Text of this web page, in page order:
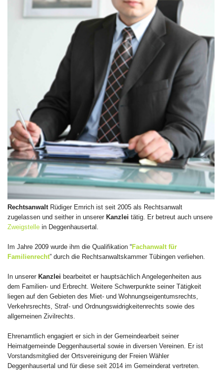
Rechtsanwalt Rüdiger Emrich ist seit 2005 als Rechtsanwalt
zugelassen und seither in unserer Kanzlei tätig. Er betreut auch unsere
Zweigstelle in Deggenhausertal.
Im Jahre 2009 wurde ihm die Qualifikation “Fachanwalt für
Familienrecht” durch die Rechtsanwaltskammer Tübingen verliehen.
In unserer Kanzlei bearbeitet er hauptsächlich Angelegenheiten aus
dem Familien- und Erbrecht. Weitere Schwerpunkte seiner Tätigkeit
liegen auf den Gebieten des Miet- und Wohnungseigentumsrechts,
Verkehrsrechts, Straf- und Ordnungswidrigkeitenrechts sowie des
allgemeinen Zivilrechts.
Ehrenamtlich engagiert er sich in der Gemeindearbeit seiner
Heimatgemeinde Deggenhausertal sowie in diversen Vereinen. Er ist
Vorstandsmitglied der Ortsvereinigung der Freien Wähler
Deggenhausertal und für diese seit 2014 im Gemeinderat vertreten.